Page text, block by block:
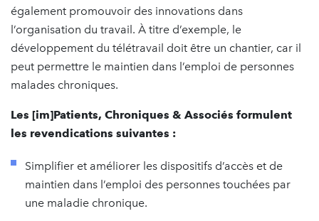
également promouvoir des innovations dans
l’organisation du travail. À titre d’exemple, le
développement du télétravail doit être un chantier, car il
peut permettre le maintien dans l’emploi de personnes
malades chroniques.
Les [im]Patients, Chroniques & Associés formulent
les revendications suivantes :
Simplifier et améliorer les dispositifs d’accès et de
maintien dans l’emploi des personnes touchées par
une maladie chronique.